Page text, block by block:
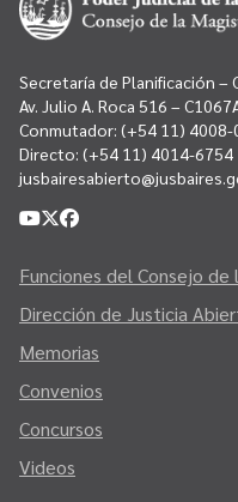
Secretaría de Planificación –
Av. Julio A. Roca 516 –
Conmutador: (+54 11) 4008-
Directo: (+54 11) 4014-6754
Funciones del Consejo
Dirección de Justicia
Memorias
Convenios
Concursos
Videos